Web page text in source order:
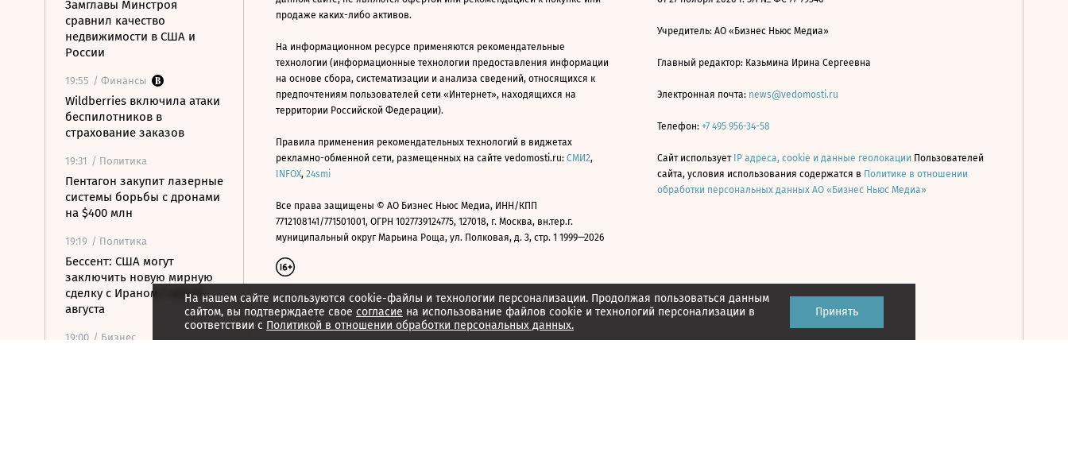
Замглавы Минстроя
сравнил качество
недвижимости в США и
России
19:55 / Финансы
Wildberries включила атаки
беспилотников в
страхование заказов
19:31 / Политика
Пентагон закупит лазерные
системы борьбы с дронами
на $400 млн
19:19 / Политика
Бессент: США могут
заключить новую мирную
сделку с Ираном 7 или 8
августа
19:00 / Бизнес
На нашем сайте используются cookie-файлы и технологии персонализации. Продолжая пользоваться данным
сайтом, вы подтверждаете свое согласие на использование файлов cookie и технологий персонализации в
соответствии с Политикой в отношении обработки персональных данных.
Принять
продаже каких-либо активов.
На информационном ресурсе применяются рекомендательные
технологии (информационные технологии предоставления информации
на основе сбора, систематизации и анализа сведений, относящихся к
предпочтениям пользователей сети «Интернет», находящихся на
территории Российской Федерации).
Правила применения рекомендательных технологий в виджетах
рекламно-обменной сети, размещенных на сайте vedomosti.ru: СМИ2,
INFOX, 24smi
Все права защищены © АО Бизнес Ньюс Медиа, ИНН/КПП
7712108141/771501001, ОГРН 1027739124775, 127018, г. Москва, вн.тер.г.
муниципальный округ Марьина Роща, ул. Полковая, д. 3, стр. 1 1999—2026
Учредитель: АО «Бизнес Ньюс Медиа»
Главный редактор: Казьмина Ирина Сергеевна
Электронная почта: news@vedomosti.ru
Телефон: +7 495 956-34-58
Сайт использует IP адреса, cookie и данные геолокации Пользователей
сайта, условия использования содержатся в Политике в отношении
обработки персональных данных АО «Бизнес Ньюс Медиа»